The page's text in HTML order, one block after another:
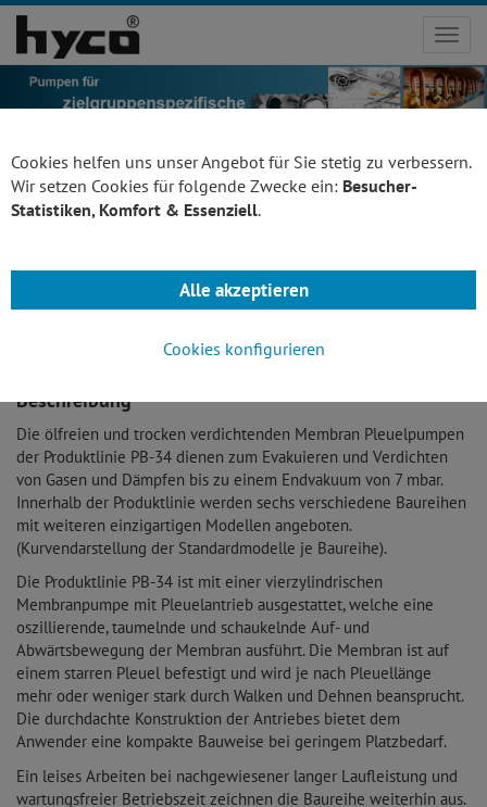
Pleuelpumpe - auf Anfrage
Beschreibung
Die ölfreien und trocken verdichtenden Membran Pleuelpumpen
der Produktlinie PB-34 dienen zum Evakuieren und Verdichten
von Gasen und Dämpfen bis zu einem Endvakuum von 7 mbar.
Innerhalb der Produktlinie werden sechs verschiedene Baureihen
mit weiteren einzigartigen Modellen angeboten.
(Kurvendarstellung der Standardmodelle je Baureihe).
Die Produktlinie PB-34 ist mit einer vierzylindrischen
Membranpumpe mit Pleuelantrieb ausgestattet, welche eine
oszillierende, taumelnde und schaukelnde Auf- und
Abwärtsbewegung der Membran ausführt. Die Membran ist auf
einem starren Pleuel befestigt und wird je nach Pleuellänge
mehr oder weniger stark durch Walken und Dehnen beansprucht.
Die durchdachte Konstruktion der Antriebes bietet dem
Anwender eine kompakte Bauweise bei geringem Platzbedarf.
Ein leises Arbeiten bei nachgewiesener langer Laufleistung und
wartungsfreier Betriebszeit zeichnen die Baureihe weiterhin aus.
Cookies helfen uns unser Angebot für Sie stetig zu verbessern.
Wir setzen Cookies für folgende Zwecke ein: Besucher-
Statistiken, Komfort & Essenziell.
Cookies konfigurieren
Alle akzeptieren